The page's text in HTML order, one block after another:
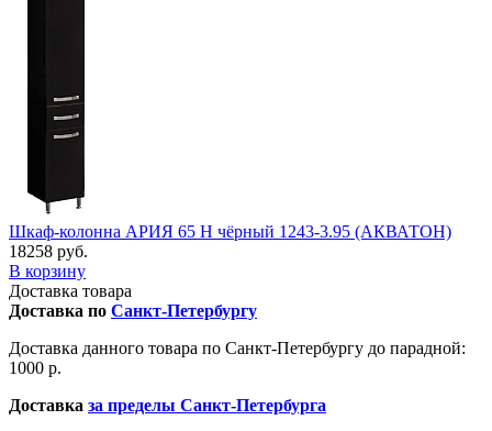
Шкаф-колонна АРИЯ 65 Н чёрный 1243-3.95 (АКВАТОН)
18258 руб.
В корзину
Доставка товара
Доставка по Санкт-Петербургу
Доставка данного товара по Санкт-Петербургу до парадной:
1000 р.
Доставка за пределы Санкт-Петербурга